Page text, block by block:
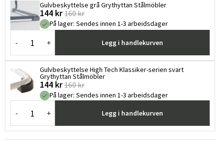
Gulvbeskyttelse grå Grythyttan Stålmöbler
144 kr 160 kr
På lager: Sendes innen 1-3 arbeidsdager
- + Legg i handlekurven
Gulvbeskyttelse High Tech Klassiker-serien svart
Grythyttan Stålmöbler
144 kr 160 kr
På lager: Sendes innen 1-3 arbeidsdager
- + Legg i handlekurven